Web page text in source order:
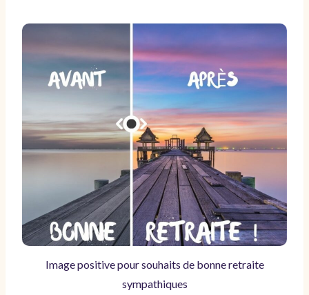
Image positive pour souhaits de bonne retraite
sympathiques